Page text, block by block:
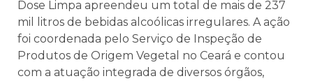
Dose Limpa apreendeu um total de mais de 237
mil litros de bebidas alcoólicas irregulares. A ação
foi coordenada pelo Serviço de Inspeção de
Produtos de Origem Vegetal no Ceará e contou
com a atuação integrada de diversos órgãos,